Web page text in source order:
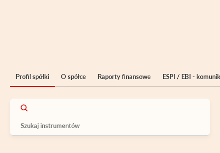
Profil spółki O spółce Raporty finansowe ESPI / EBI -